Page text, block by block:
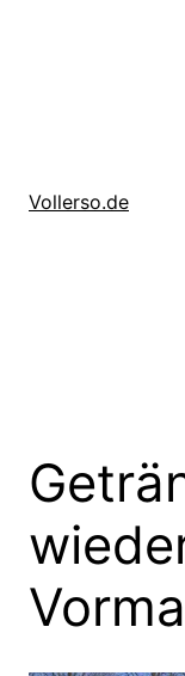
Vollerso.de